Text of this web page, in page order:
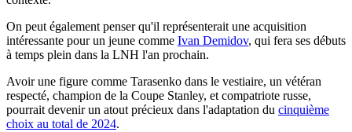
On peut également penser qu'il représenterait une acquisition
intéressante pour un jeune comme Ivan Demidov, qui fera ses débuts
à temps plein dans la LNH l'an prochain.
Avoir une figure comme Tarasenko dans le vestiaire, un vétéran
respecté, champion de la Coupe Stanley, et compatriote russe,
pourrait devenir un atout précieux dans l'adaptation du cinquième
choix au total de 2024.